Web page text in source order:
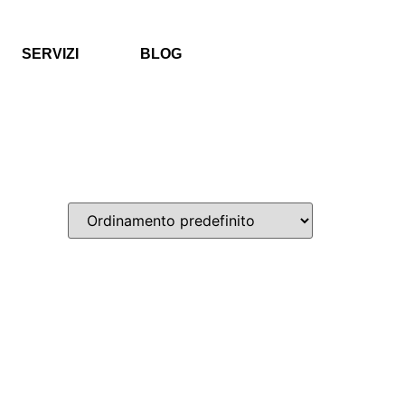
SERVIZI BLOG